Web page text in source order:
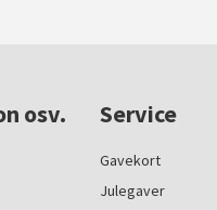
osv. Service
Gavekort
Julegaver